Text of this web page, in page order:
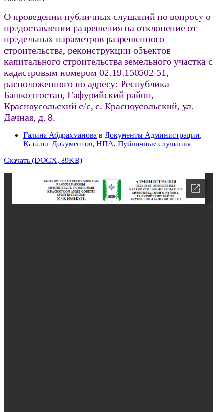
О проведении публичных слушаний по вопросу о
предоставлении разрешения на отклонение от
предельных параметров разрешенного
строительства, реконструкции объектов
капитального строительства земельного участка с
кадастровым номером 02:19:150502:51,
расположенного по адресу: Республика
Башкортостан, Гафурийский район,
Красноусольский с/с, с. Красноусольский, ул.
Дачная, д. 8.
Галина Абдрахманова в Документы Администрации,
Каталог Документов, НПА, Публичные слушания
Скачать (DOCX, 89KB)